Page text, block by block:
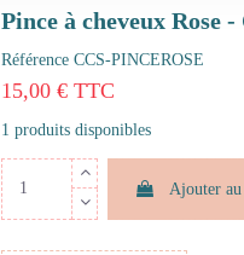
Pince à cheveux Rose
Référence CCS-PINCEROSE
15,00 € TTC
1 produits disponibles
Ajouter